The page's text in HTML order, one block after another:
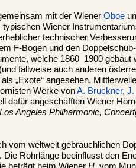
mit der Wiener Oboe
Wiener
technischer
F-Bogen und den
welche 1860–1900
fallweise auch anderen
„Exote“ angesehen.
Werke vonA. Bruckner, J.
dafür angeschafften Wiener
Angeles Philharmonic,
vom weltweit gebräuchlichen
Rohrlänge beeinflusst den